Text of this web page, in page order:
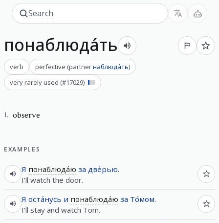
понаблюда́ть
verb perfective (partnerнаблюда́ть)
very rarely used (#17029)
1. observe
EXAMPLES
Я понаблюда́ю за две́рью.
I'll watch the door.
Я оста́нусь и понаблюда́ю за То́мом.
I'll stay and watch Tom.